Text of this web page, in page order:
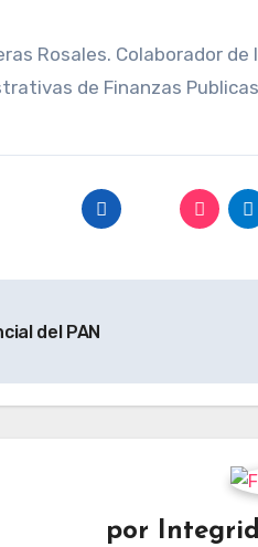
Rosales. Colaborador
de Finanzas
del PAN
por